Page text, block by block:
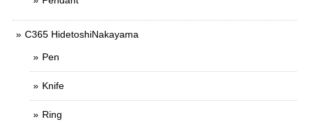
C365 HidetoshiNakayama
Pen
Knife
Ring